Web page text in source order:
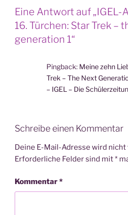
Eine Antwort auf
16. Türchen: Star Trek –
generation 1“
Pingback: Meine zehn
Trek – The Next
– IGEL – Die
Schreibe einen Kommentar
Deine E-Mail-Adresse wird
Erforderliche Felder sind mit*
Kommentar*